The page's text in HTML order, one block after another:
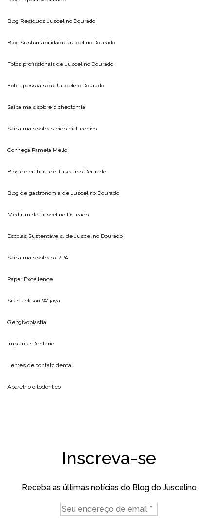
Blog Resíduos Juscelino Dourado
Blog Sustentabilidade Juscelino Dourado
Fotos profissionais de Juscelino Dourado
Fotos pessoais de Juscelino Dourado
Saiba mais sobre bichectomia
Saiba mais sobre acido hialuronico
Conheça Pamela Mello
Blog de cultura de Juscelino Dourado
Blog de gastronomia de Juscelino Dourado
Medium de Juscelino Dourado
Escolas Sustentáveis, de Juscelino Dourado
Saiba mais sobre o RPA
Paper Excellence
Site Jackson Wijaya
Gengivoplastia
Implante Dentário
Lentes de contato dental
Aparelho ortodôntico
Inscreva-se
Receba as últimas notícias do Blog do Juscelino